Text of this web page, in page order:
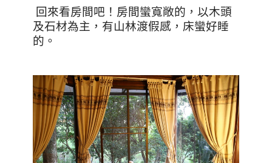
回來看房間吧！房間蠻寬敞的，以木頭
及石材為主，有山林渡假感，床蠻好睡
的。